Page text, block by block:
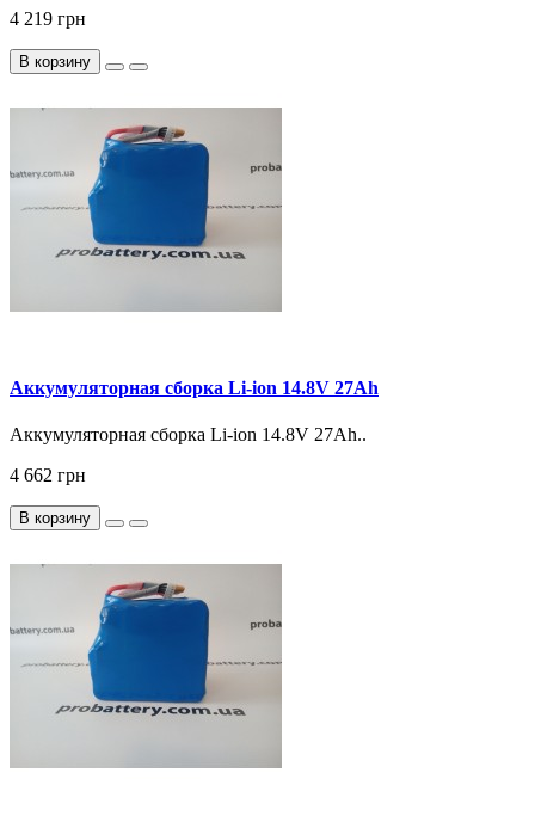
4 219 грн
В корзину
Аккумуляторная сборка Li-ion 14.8V 27Ah
Аккумуляторная сборка Li-ion 14.8V 27Ah..
4 662 грн
В корзину